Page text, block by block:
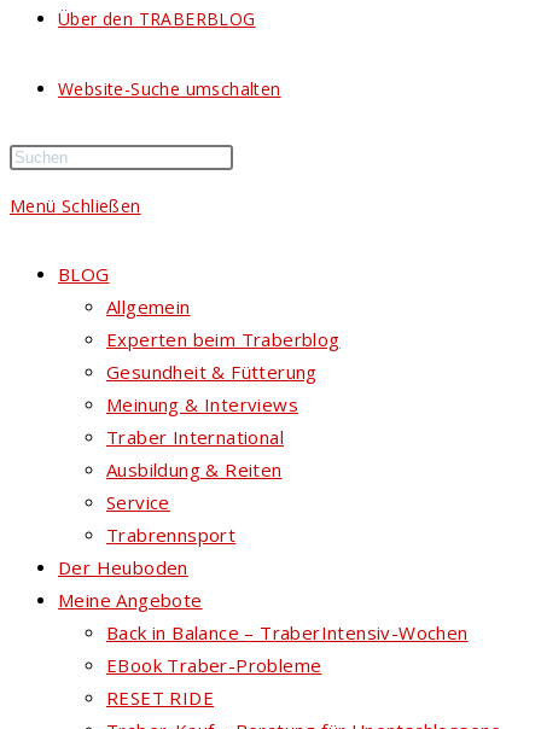
Über den TRABERBLOG
Website-Suche umschalten
Menü Schließen
BLOG
Allgemein
Experten beim Traberblog
Gesundheit & Fütterung
Meinung & Interviews
Traber International
Ausbildung & Reiten
Service
Trabrennsport
Der Heuboden
Meine Angebote
Back in Balance – TraberIntensiv-Wochen
EBook Traber-Probleme
RESET RIDE